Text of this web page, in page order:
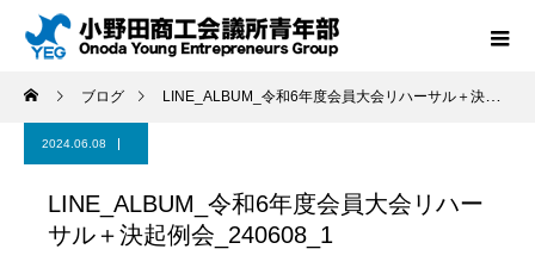
ブログ LINE_ALBUM_令和6年度会員大会リハーサル＋決起例会_240608_1
2024.06.08
LINE_ALBUM_令和6年度会員大会リハー
サル＋決起例会_240608_1